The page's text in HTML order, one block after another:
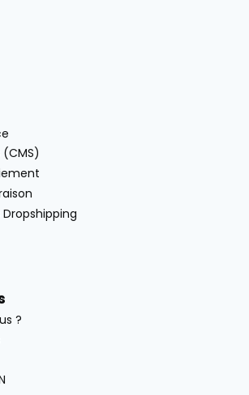
Dropshipping
?